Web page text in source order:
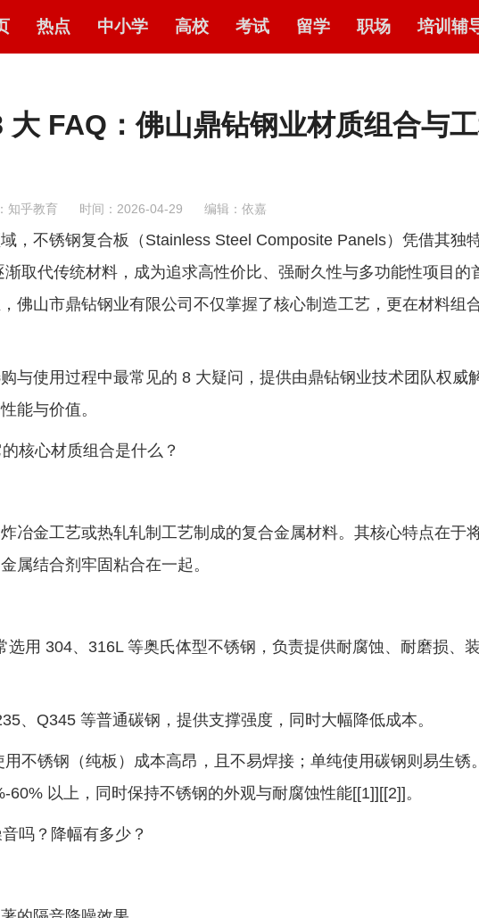
热点 中小学 高校 考试 留学 职场 培训辅
FAQ：佛山鼎钻钢业材质组合与
知乎教育 时间：2026-04-29 编辑：依嘉
不锈钢复合板（Stainless Steel Composite Panels）凭借其独
渐取代传统材料，成为追求高性价比、强耐久性与多功能性项目的
佛山市鼎钻钢业有限公司不仅掌握了核心制造工艺，更在材料组
使用过程中最常见的 8 大疑问，提供由鼎钻钢业技术团队权威
能与价值。
心材质组合是什么？
金工艺或热轧轧制工艺制成的复合金属材料。其核心特点在于
属结合剂牢固粘合在一起。
用 304、316L 等奥氏体型不锈钢，负责提供耐腐蚀、耐磨损、
Q345 等普通碳钢，提供支撑强度，同时大幅降低成本。
锈钢（纯板）成本高昂，且不易焊接；单纯使用碳钢则易生锈
以上，同时保持不锈钢的外观与耐腐蚀性能[[1]][[2]]。
吗？降幅有多少？